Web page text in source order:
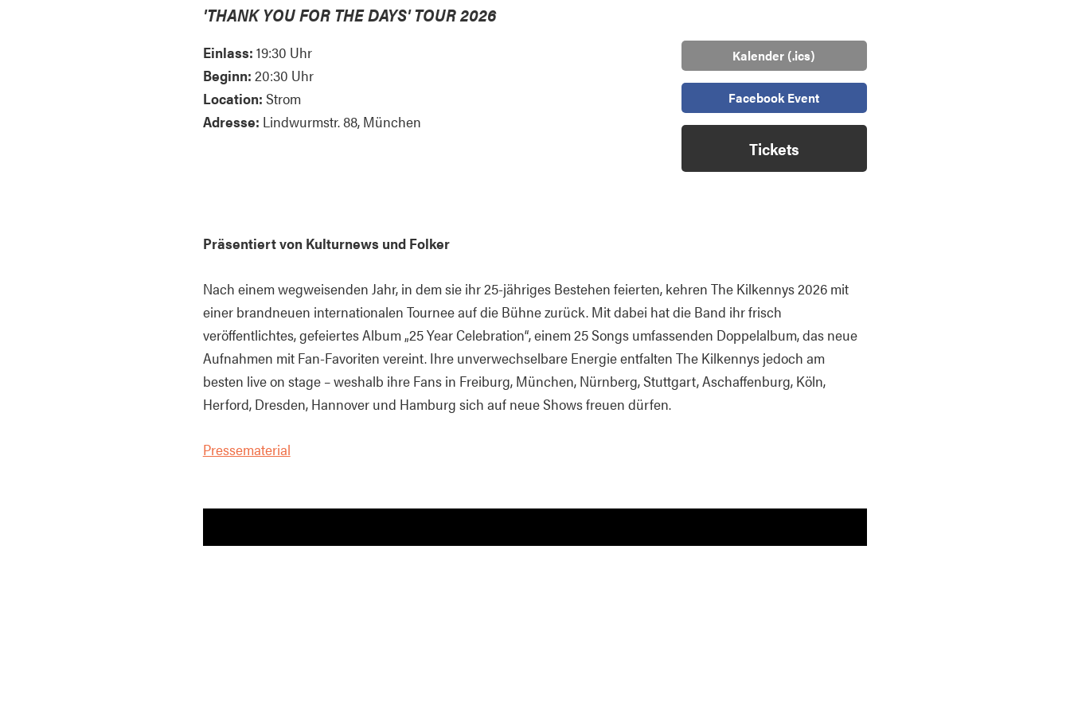
'THANK YOU FOR THE DAYS' TOUR 2026
Einlass: 19:30 Uhr
Beginn: 20:30 Uhr
Location: Strom
Adresse: Lindwurmstr. 88, München
Kalender (.ics)
Facebook Event
Tickets
Präsentiert von Kulturnews und Folker
Nach einem wegweisenden Jahr, in dem sie ihr 25-jähriges Bestehen feierten, kehren The Kilkennys 2026 mit
einer brandneuen internationalen Tournee auf die Bühne zurück. Mit dabei hat die Band ihr frisch
veröffentlichtes, gefeiertes Album „25 Year Celebration“, einem 25 Songs umfassenden Doppelalbum, das neue
Aufnahmen mit Fan-Favoriten vereint. Ihre unverwechselbare Energie entfalten The Kilkennys jedoch am
besten live on stage – weshalb ihre Fans in Freiburg, München, Nürnberg, Stuttgart, Aschaffenburg, Köln,
Herford, Dresden, Hannover und Hamburg sich auf neue Shows freuen dürfen.
Pressematerial